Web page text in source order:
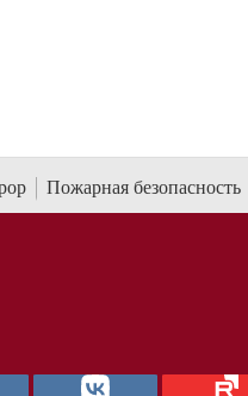
Пожарная безопасность